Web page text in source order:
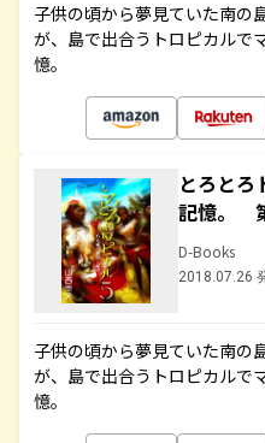
子供の頃から夢見ていた南の
が、島で出合うトロピカルで
憶。
とろと
記憶。
D-Books
2018.07.26
子供の頃から夢見ていた南の
が、島で出合うトロピカルで
憶。